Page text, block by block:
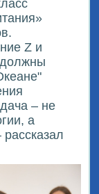
Z и
– не
а